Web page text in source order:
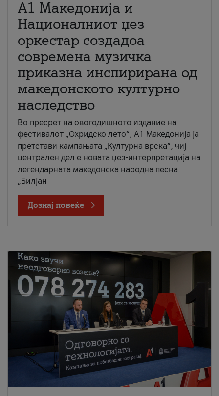
А1 Македонија и
Националниот џез
оркестар создадоа
современа музичка
приказна инспирирана од
македонското културно
наследство
Во пресрет на овогодишното издание на
фестивалот „Охридско лето“, А1 Македонија ја
претстави кампањата „Културна врска“, чиј
централен дел е новата џез-интерпретација на
легендарната македонска народна песна
„Билјан
Дознај повеќе